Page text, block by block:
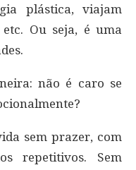
plástica, viajam
Ou seja, é uma
não é caro se
sem prazer, com
repetitivos. Sem